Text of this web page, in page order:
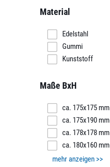
Material
Edelstahl
Gummi
Kunststoff
Maße BxH
ca. 175x175 mm
ca. 175x190 mm
ca. 178x178 mm
ca. 180x160 mm
mehr anzeigen >>